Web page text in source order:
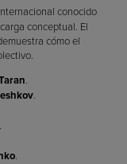
conocido
conceptual. El
cómo el
.
.
.
.